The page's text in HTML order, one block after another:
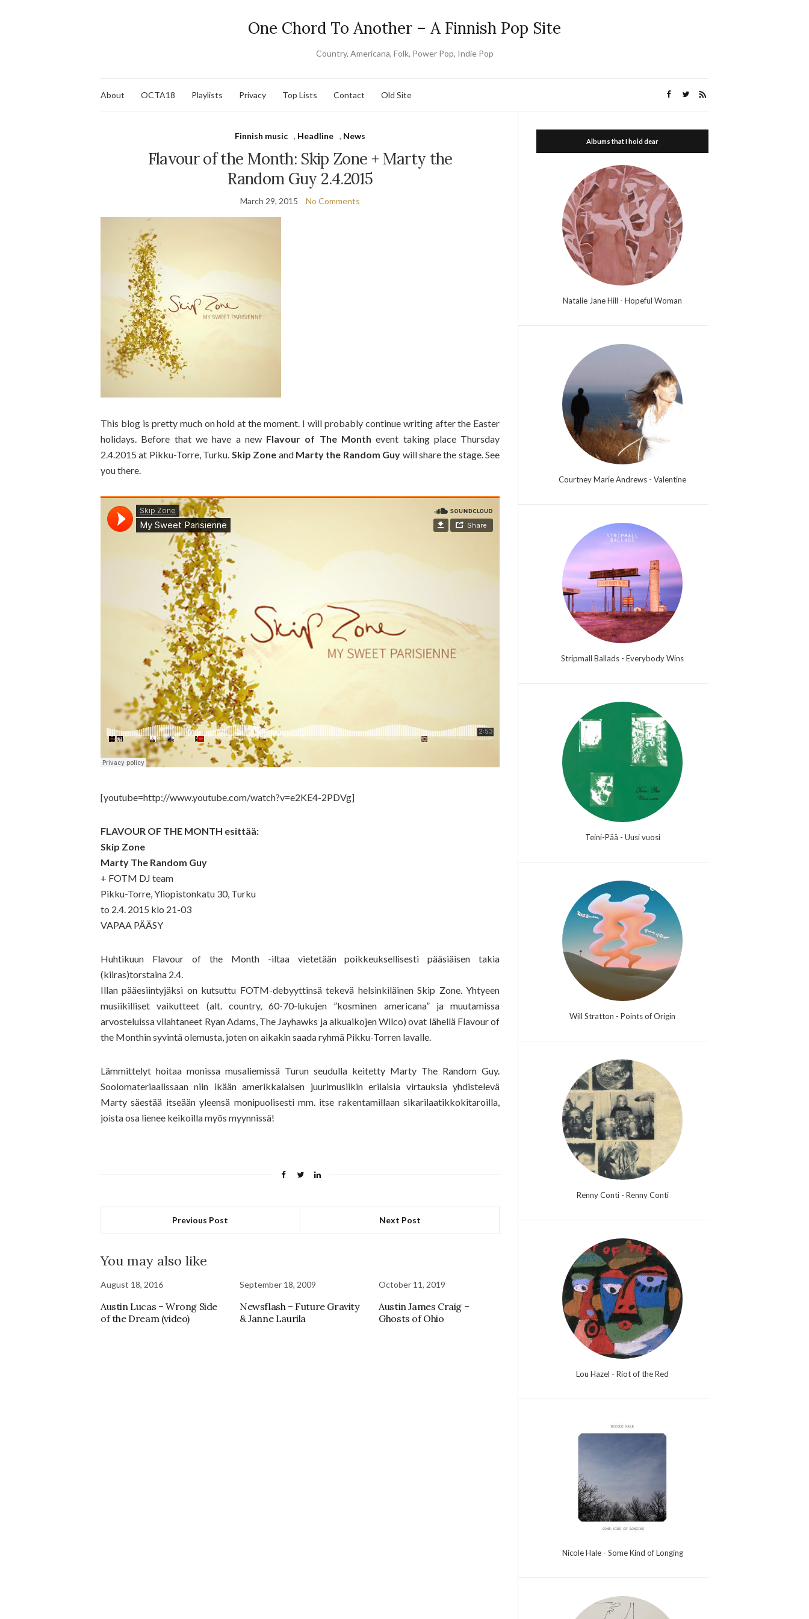
One Chord To Another – A Finnish Pop Site
Country, Americana, Folk, Power Pop, Indie Pop
About OCTA18 Playlists Privacy Top Lists Contact Old Site
Finnish music , Headline , News
Flavour of the Month: Skip Zone + Marty the
Random Guy 2.4.2015
March 29, 2015 No Comments
This blog is pretty much on hold at the moment. I will probably continue writing after the Easter
holidays. Before that we have a new Flavour of The Month event taking place Thursday
2.4.2015 at Pikku-Torre, Turku. Skip Zone and Marty the Random Guy will share the stage. See
you there.
[youtube=http://www.youtube.com/watch?v=e2KE4-2PDVg]
FLAVOUR OF THE MONTH esittää:
Skip Zone
Marty The Random Guy
+ FOTM DJ team
Pikku-Torre, Yliopistonkatu 30, Turku
to 2.4. 2015 klo 21-03
VAPAA PÄÄSY
Huhtikuun Flavour of the Month -iltaa vietetään poikkeuksellisesti pääsiäisen takia
(kiiras)torstaina 2.4.
Illan pääesiintyjäksi on kutsuttu FOTM-debyyttinsä tekevä helsinkiläinen Skip Zone. Yhtyeen
musiikilliset vaikutteet (alt. country, 60-70-lukujen ”kosminen americana” ja muutamissa
arvosteluissa vilahtaneet Ryan Adams, The Jayhawks ja alkuaikojen Wilco) ovat lähellä Flavour of
the Monthin syvintä olemusta, joten on aikakin saada ryhmä Pikku-Torren lavalle.
Lämmittelyt hoitaa monissa musaliemissä Turun seudulla keitetty Marty The Random Guy.
Soolomateriaalissaan niin ikään amerikkalaisen juurimusiikin erilaisia virtauksia yhdistelevä
Marty säestää itseään yleensä monipuolisesti mm. itse rakentamillaan sikarilaatikkokitaroilla,
joista osa lienee keikoilla myös myynnissä!
Previous Post Next Post
You may also like
August 18, 2016
Austin Lucas – Wrong Side
of the Dream (video)
September 18, 2009
Newsflash – Future Gravity
& Janne Laurila
October 11, 2019
Austin James Craig –
Ghosts of Ohio
Albums that I hold dear
Natalie Jane Hill - Hopeful Woman
Courtney Marie Andrews - Valentine
Stripmall Ballads - Everybody Wins
Teini-Pää - Uusi vuosi
Will Stratton - Points of Origin
Renny Conti - Renny Conti
Lou Hazel - Riot of the Red
Nicole Hale - Some Kind of Longing